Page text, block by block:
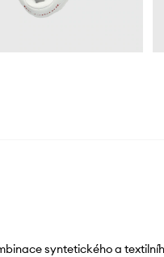
syntetického a